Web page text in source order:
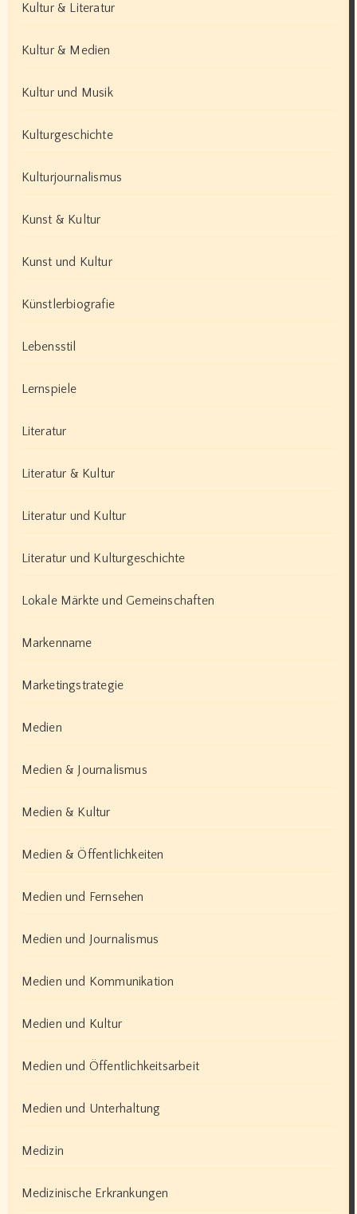
Kultur & Literatur
Kultur & Medien
Kultur und Musik
Kulturgeschichte
Kulturjournalismus
Kunst & Kultur
Kunst und Kultur
Künstlerbiografie
Lebensstil
Lernspiele
Literatur
Literatur & Kultur
Literatur und Kultur
Literatur und Kulturgeschichte
Lokale Märkte und Gemeinschaften
Markenname
Marketingstrategie
Medien
Medien & Journalismus
Medien & Kultur
Medien & Öffentlichkeiten
Medien und Fernsehen
Medien und Journalismus
Medien und Kommunikation
Medien und Kultur
Medien und Öffentlichkeitsarbeit
Medien und Unterhaltung
Medizin
Medizinische Erkrankungen